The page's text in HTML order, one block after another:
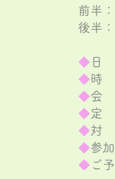
前半
後半
◆ 日
◆時
◆会
◆定
◆対
◆参
◆ ご